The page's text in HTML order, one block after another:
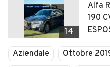
14
Alfa
190
Aziendale Ottobre